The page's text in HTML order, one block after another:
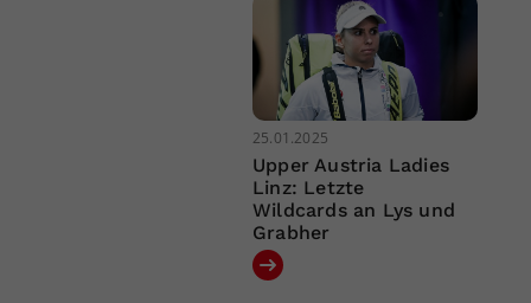
25.01.2025
Upper Austria Ladies
Linz: Letzte
Wildcards an Lys und
Grabher